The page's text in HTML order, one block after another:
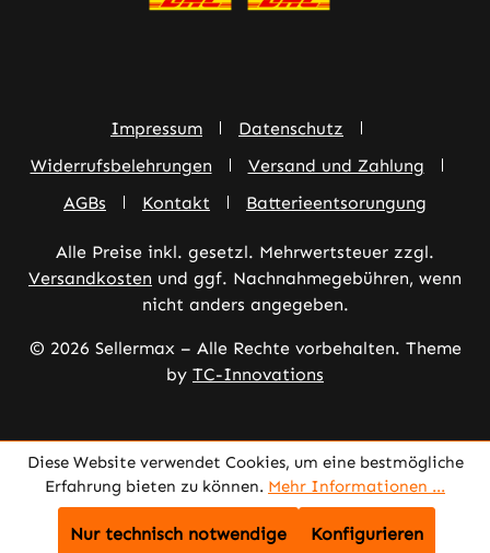
Impressum
Datenschutz
Widerrufsbelehrungen
Versand und Zahlung
AGBs
Kontakt Batterieentsorungung
Alle Preise inkl. gesetzl. Mehrwertsteuer zzgl.
Versandkosten und ggf. Nachnahmegebühren, wenn
nicht anders angegeben.
© 2026 Sellermax – Alle Rechte vorbehalten. Theme
by TC-Innovations
Diese Website verwendet Cookies, um eine bestmögliche
Erfahrung bieten zu können. Mehr Informationen ...
Nur technisch notwendige Konfigurieren